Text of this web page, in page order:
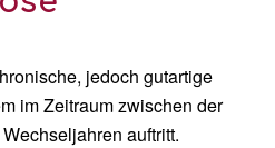
jedoch gutartige
im Zeitraum zwischen der
auftritt.